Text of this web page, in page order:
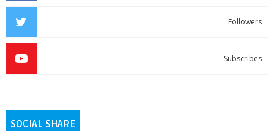
Followers
Subscribes
SOCIAL SHARE